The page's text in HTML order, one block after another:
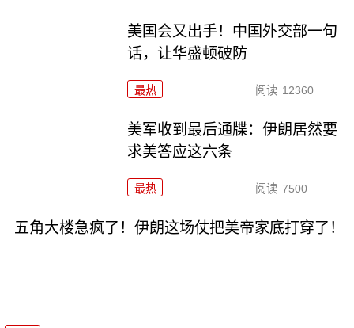
美国会又出手！中国外交部一句
话，让华盛顿破防
最热 阅读 12360
美军收到最后通牒：伊朗居然要
求美答应这六条
最热 阅读 7500
五角大楼急疯了！伊朗这场仗把美帝家底打穿了！